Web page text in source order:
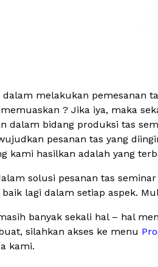
dalam melakukan
? Jika iya, maka
dalam bidang produksi tas
pesanan tas yang
kami hasilkan adalah yang
solusi pesanan tas
lagi dalam setiap aspek.
banyak sekali hal – hal
silahkan akses ke menu
kami.